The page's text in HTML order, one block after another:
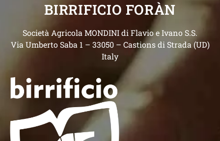
BIRRIFICIO FORÀN
Società Agricola MONDINI di Flavio e Ivano S.S.
Via Umberto Saba 1 – 33050 – Castions di Strada (UD)
Italy